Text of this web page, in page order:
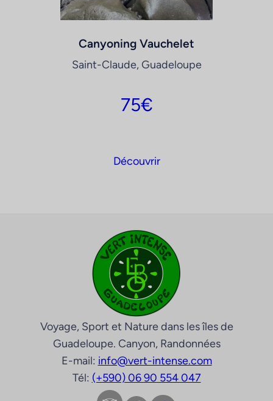
Canyoning Vauchelet
Saint-Claude, Guadeloupe
75€
Découvrir
Voyage, Sport et Nature dans les îles de
Guadeloupe. Canyon, Randonnées
E-mail: info@vert-intense.com
Tél: (+590) 06 90 554 047